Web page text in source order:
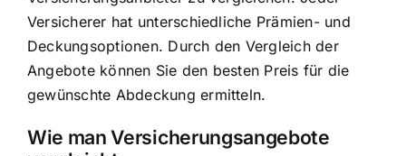
Versicherer hat unterschiedliche Prämien- und
Deckungsoptionen. Durch den Vergleich der
Angebote können Sie den besten Preis für die
gewünschte Abdeckung ermitteln.
Wie man Versicherungsangebote